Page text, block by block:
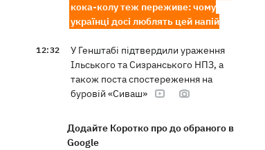
кока-колу теж переживе: чому
українці досі люблять цей напій
12:32
У Генштабі підтвердили ураження
Ільського та Сизранського НПЗ, а
також поста спостереження на
буровій «Сиваш»
Додайте Коротко про до обраного в
Google